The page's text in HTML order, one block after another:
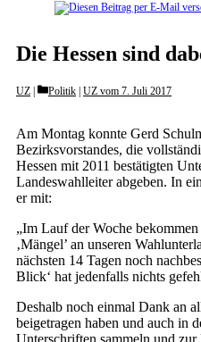
Die Hessen sind
UZ Categories
Politik UZ vom 7. Juli 2017
Am Montag konnte Gerd
Bezirksvorstandes, die
Hessen mit 2011 bestätigten
Landeswahlleiter abgeben. In
er mit:
„Im Lauf der Woche
‚Mängel’ an unseren
nächsten 14 Tagen noch
Blick‘ hat jedenfalls nichts
Deshalb noch einmal Dank an
beigetragen haben und auch in